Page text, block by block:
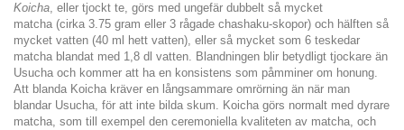
Koicha, eller tjockt te, görs med ungefär dubbelt så mycket
matcha (cirka 3.75 gram eller 3 rågade chashaku-skopor) och hälften så
mycket vatten (40 ml hett vatten), eller så mycket som 6 teskedar
matcha blandat med 1,8 dl vatten. Blandningen blir betydligt tjockare än
Usucha och kommer att ha en konsistens som påmminer om honung.
Att blanda Koicha kräver en långsammare omrörning än när man
blandar Usucha, för att inte bilda skum. Koicha görs normalt med dyrare
matcha, som till exempel den ceremoniella kvaliteten av matcha, och